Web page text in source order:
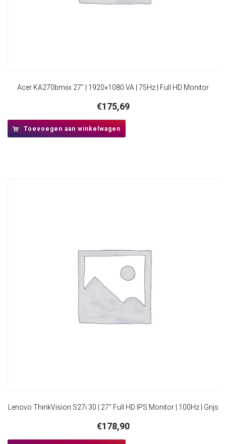
Acer KA270bmiix 27” | 1920×1080 VA | 75Hz | Full HD Monitor
€175,69
Toevoegen aan winkelwagen
Lenovo ThinkVision S27i 30 | 27″ Full HD IPS Monitor | 100Hz | Grijs
€178,90